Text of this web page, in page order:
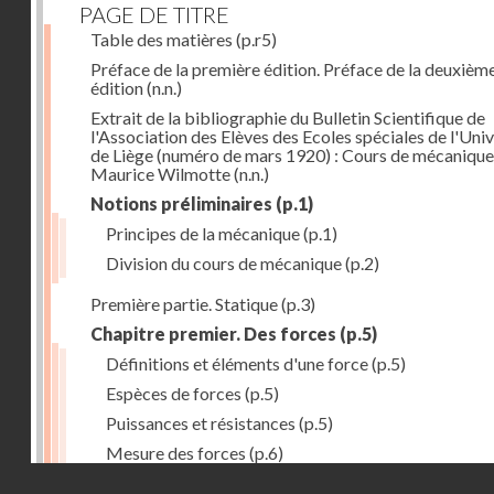
PAGE DE TITRE
Table des matières (p.r5)
Préface de la première édition. Préface de la
édition(n.n.)
Extrait de la bibliographie du Bulletin Scientifique de
l'Association des Elèves des Ecoles spéciales de
de Liège (numéro de mars 1920) : Cours de
Maurice Wilmotte(n.n.)
Notions préliminaires (p.1)
Principes de la mécanique(p.1)
Division du cours de mécanique(p.2)
Première partie. Statique(p.3)
Chapitre premier. Des forces (p.5)
Définitions et éléments d'une force(p.5)
Espèces de forces (p.5)
Puissances et résistances (p.5)
Mesure des forces (p.6)